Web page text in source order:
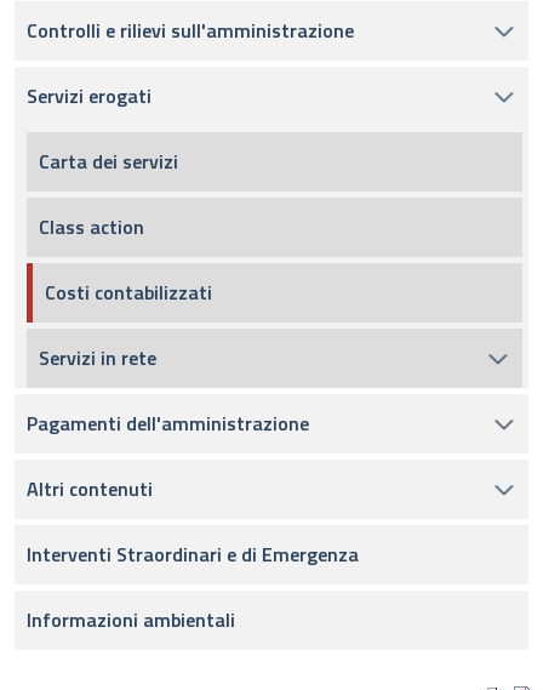
Controlli e rilievi sull'amministrazione
Servizi erogati
Carta dei servizi
Class action
Costi contabilizzati
Servizi in rete
Pagamenti dell'amministrazione
Altri contenuti
Interventi Straordinari e di Emergenza
Informazioni ambientali